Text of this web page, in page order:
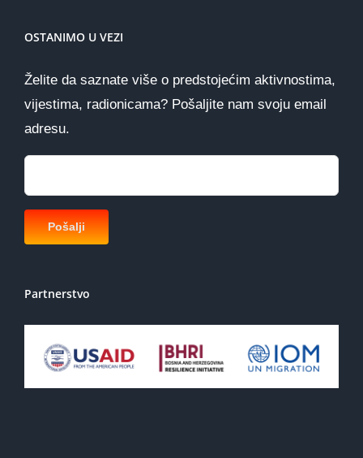
OSTANIMO U VEZI
Želite da saznate više o predstojećim aktivnostima,
vijestima, radionicama? Pošaljite nam svoju email
adresu.
Partnerstvo